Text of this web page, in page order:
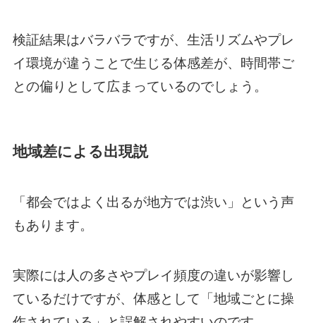
検証結果はバラバラですが、生活リズムやプレ
イ環境が違うことで生じる体感差が、時間帯ご
との偏りとして広まっているのでしょう。
地域差による出現説
「都会ではよく出るが地方では渋い」という声
もあります。
実際には人の多さやプレイ頻度の違いが影響し
ているだけですが、体感として「地域ごとに操